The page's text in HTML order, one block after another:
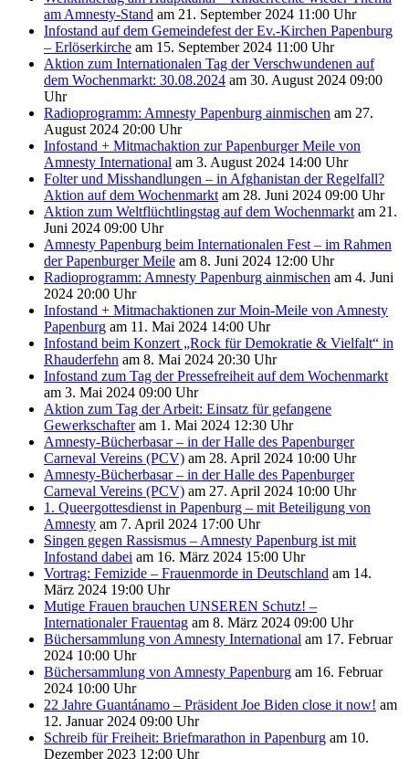
am Amnesty-Stand am 21. September 2024 11:00 Uhr
Infostand auf dem Gemeindefest der Ev.-Kirchen Papenburg
– Erlöserkirche am 15. September 2024 11:00 Uhr
Aktion zum Internationalen Tag der Verschwundenen auf
dem Wochenmarkt: 30.08.2024 am 30. August 2024 09:00
Uhr
Radioprogramm: Amnesty Papenburg ainmischen am 27.
August 2024 20:00 Uhr
Infostand + Mitmachaktion zur Papenburger Meile von
Amnesty International am 3. August 2024 14:00 Uhr
Folter und Misshandlungen – in Afghanistan der Regelfall?
Aktion auf dem Wochenmarkt am 28. Juni 2024 09:00 Uhr
Aktion zum Weltflüchtlingstag auf dem Wochenmarkt am 21.
Juni 2024 09:00 Uhr
Amnesty Papenburg beim Internationalen Fest – im Rahmen
der Papenburger Meile am 8. Juni 2024 12:00 Uhr
Radioprogramm: Amnesty Papenburg ainmischen am 4. Juni
2024 20:00 Uhr
Infostand + Mitmachaktionen zur Moin-Meile von Amnesty
Papenburg am 11. Mai 2024 14:00 Uhr
Infostand beim Konzert „Rock für Demokratie & Vielfalt“ in
Rhauderfehn am 8. Mai 2024 20:30 Uhr
Infostand zum Tag der Pressefreiheit auf dem Wochenmarkt
am 3. Mai 2024 09:00 Uhr
Aktion zum Tag der Arbeit: Einsatz für gefangene
Gewerkschafteram 1. Mai 2024 12:30 Uhr
Amnesty-Bücherbasar – in der Halle des Papenburger
Carneval Vereins (PCV) am 28. April 2024 10:00 Uhr
Amnesty-Bücherbasar – in der Halle des Papenburger
Carneval Vereins (PCV) am 27. April 2024 10:00 Uhr
1. Queergottesdienst in Papenburg – mit Beteiligung von
Amnesty am 7. April 2024 17:00 Uhr
Singen gegen Rassismus – Amnesty Papenburg ist mit
Infostand dabei am 16. März 2024 15:00 Uhr
Vortrag: Femizide – Frauenmorde in Deutschland am 14.
März 2024 19:00 Uhr
Mutige Frauen brauchen UNSEREN Schutz! –
Internationaler Frauentag am 8. März 2024 09:00 Uhr
Büchersammlung von Amnesty International am 17. Februar
2024 10:00 Uhr
Büchersammlung von Amnesty Papenburg am 16. Februar
2024 10:00 Uhr
22 Jahre Guantánamo – Präsident Joe Biden close it now! am
12. Januar 2024 09:00 Uhr
Schreib für Freiheit: Briefmarathon in Papenburg am 10.
Dezember 2023 12:00 Uhr